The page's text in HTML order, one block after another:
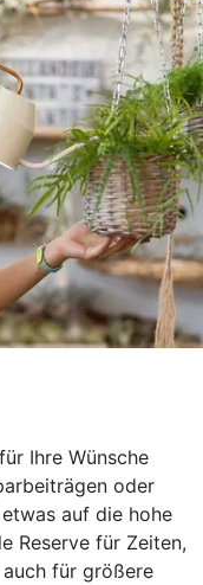
Ihre Wünsche
oder
auf die hohe
Reserve für Zeiten,
für größere